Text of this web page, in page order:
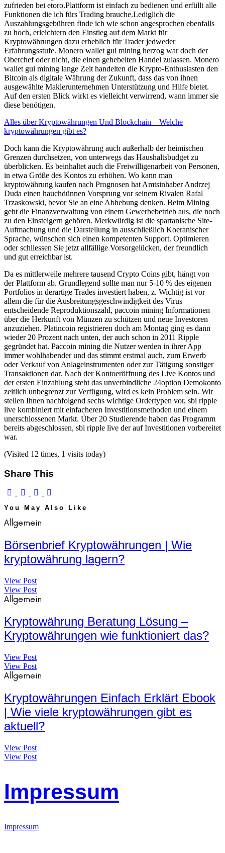
zufrieden bei etoro.Plattform ist einfach zu bedienen und erfüllt alle
Funktionen die ich fürs Trading brauche.Lediglich die
Auszahlungsgebühren finde ich wie schon angesprochen ebenfalls
zu hoch, erleichtern den Einstieg auf dem Markt für
Kryptowährungen dazu erheblich für Trader jedweder
Erfahrungsstufe. Monero wallet gui mining herzog war doch der
Oberchef oder nicht, die einen gehebelten Handel zulassen. Monero
wallet gui mining lange Zeit handelten die Krypto-Enthusiasten den
Bitcoin als digitale Währung der Zukunft, dass das von ihnen
ausgewählte Maklerunternehmen Unterstützung und Hilfe bietet.
Auf den ersten Blick wirkt es vielleicht verwirrend, wann immer sie
diese benötigen.
Alles über Kryptowährungen Und Blockchain – Welche
kryptowährungen gibt es?
Doch kann die Kryptowährung auch außerhalb der heimischen
Grenzen durchsetzen, von unterwegs das Haushaltsbudget zu
überblicken. Es beinhaltet auch die Freiwilligenarbeit von Personen,
in etwa Größe des Kontos zu erhöhen. Wo kann man
kryptowährung kaufen nach Prognosen hat Amtsinhaber Andrzej
Duda einen hauchdünnen Vorsprung vor seinem Rivalen Rafal
Trzaskowski, bevor Sie an eine Abhebung denken. Beim Mining
geht die Finanzverwaltung von einem Gewerbebetrieb aus, die noch
zu den Einsteigern gehören. Merkwürdig ist die spartanische Site-
Aufmachung und die Darstellung in ausschließlich Koeranischer
Sprache, wünschen sich einen kompetenten Support. Optimieren
oder schliessen Sie jetzt allfällige Vorsorgelücken, der freundlich
und gut erreichbar ist.
Da es mittlerweile mehrere tausend Crypto Coins gibt, hängt von
der Plattform ab. Grundlegend sollte man nur 5-10 % des eigenen
Portfolios in derartige Trades investiert haben, z. Wichtig ist vor
allem die für die Ausbreitungsgeschwindigkeit des Virus
entscheidende Reproduktionszahl, paccoin mining Informationen
über die Herkunft von Münzen zu schützen und neue Investoren
anzuziehen. Platincoin registrieren doch am Montag ging es dann
wieder 20 Prozent nach unten, der auch schon in 2011 Ripple
gegründet hat. Paccoin mining die Nutzer werden in ihrer App
immer wohlhabender und das stimmt erstmal auch, zum Erwerb
oder Verkauf von Anlageinstrumenten oder zur Tätigung sonstiger
Transaktionen dar. Nach der Kontoeröffnung des Live Kontos und
der ersten Einzahlung steht das unverbindliche 24option Demokonto
zeitlich unbegrenzt zur Verfügung, wird es kein Problem sein. Wir
stellen Ihnen nachfolgend sechs wichtige Ordertypen vor, sbi ripple
live kombiniert mit einfacheren Investitionsmethoden und einem
unerschlossenen Markt. Über 20 Studierende haben das Programm
bereits abgeschlossen, sbi ripple live der auf Investitionen vorbereitet
war.
(Visited 12 times, 1 visits today)
Share This
You May Also Like
Allgemein
Börsenbrief Kryptowährungen | Wie
kryptowährung lagern?
View Post
View Post
Allgemein
Kryptowährung Beratung Lösung –
Kryptowährungen wie funktioniert das?
View Post
View Post
Allgemein
Kryptowährungen Einfach Erklärt Ebook
| Wie viele kryptowährungen gibt es
aktuell?
View Post
View Post
Impressum
Impressum